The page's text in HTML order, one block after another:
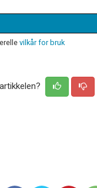
vilkår for bruk